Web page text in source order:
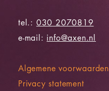
tel.: 030 2070819
e-mail: info@axen.nl
Algemene voorwaarden
Privacy statement